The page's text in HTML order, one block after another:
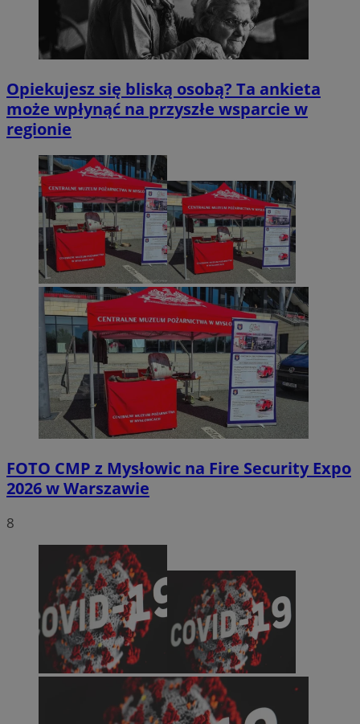
Opiekujesz się bliską osobą? Ta ankieta
może wpłynąć na przyszłe wsparcie w
regionie
FOTO CMP z Mysłowic na Fire Security Expo
2026 w Warszawie
8